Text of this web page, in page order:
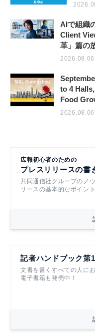
AIで組織
Client
革」篇の
2026.08.06
to 4
Food
広報初心者のための
プレスリリースの書
共同通信社グループのノ
リースの基本的なポイン
記者ハンドブック第
文書を書くすべての人に
電子書籍も発売中！